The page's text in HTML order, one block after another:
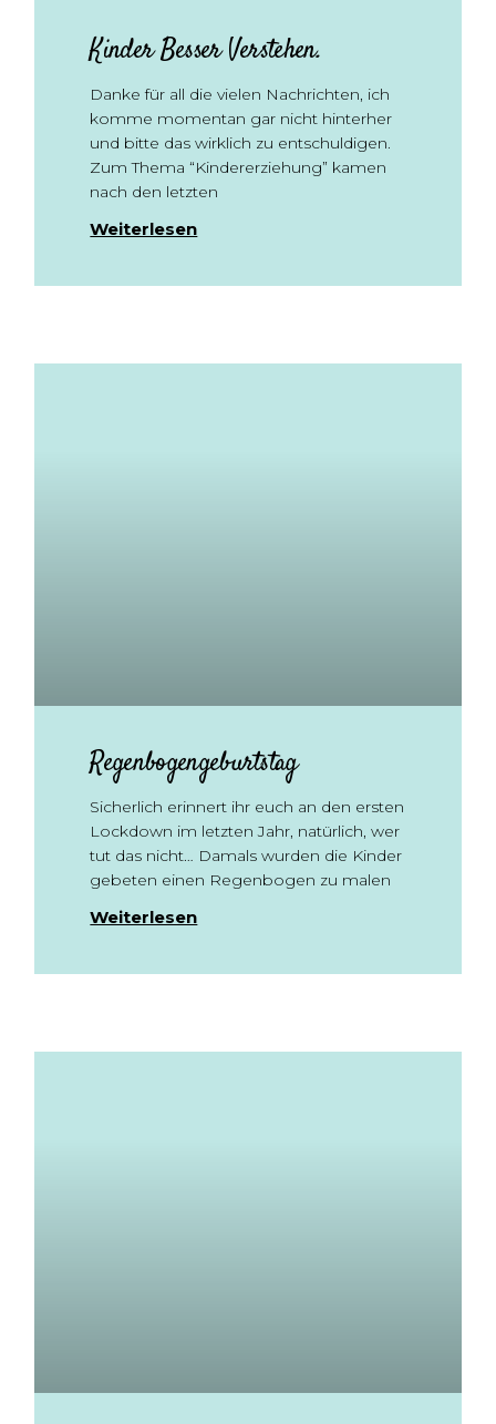
Kinder Besser Verstehen.
Danke für all die vielen Nachrichten, ich
komme momentan gar nicht hinterher
und bitte das wirklich zu entschuldigen.
Zum Thema “Kindererziehung” kamen
nach den letzten
Weiterlesen
Regenbogengeburtstag
Sicherlich erinnert ihr euch an den ersten
Lockdown im letzten Jahr, natürlich, wer
tut das nicht… Damals wurden die Kinder
gebeten einen Regenbogen zu malen
Weiterlesen